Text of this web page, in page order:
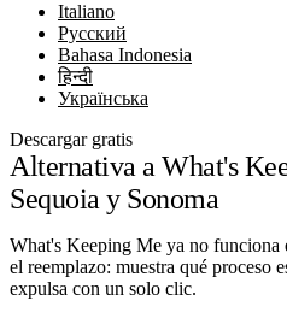
Italiano
Русский
Bahasa Indonesia
हिन्दी
Українська
Descargar gratis
Alternativa a What's
Sequoia y Sonoma
What's Keeping Me ya no funciona
el reemplazo: muestra qué proceso
expulsa con un solo clic.